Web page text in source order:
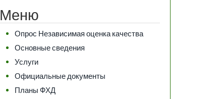
Меню
Опрос Независимая оценка качества
Основные сведения
Услуги
Официальные документы
Планы ФХД